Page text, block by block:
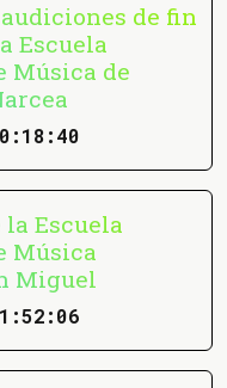
de fin
Escuela
Música de
Escuela
Música
Miguel